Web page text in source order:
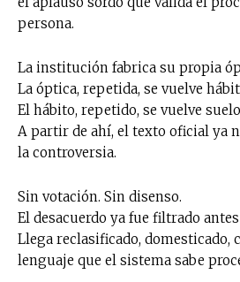
persona.
La institución fabrica su propia
La óptica, repetida, se vuelve
El hábito, repetido, se vuelve
A partir de ahí, el texto oficial ya
la controversia.
Sin votación. Sin disenso.
El desacuerdo ya fue filtrado
Llega reclasificado, domesticado,
lenguaje que el sistema sabe